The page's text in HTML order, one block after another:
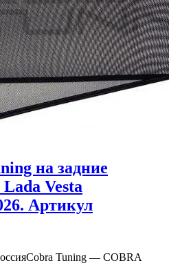
на задние
Vesta
Артикул
Cobra Tuning — COBRA